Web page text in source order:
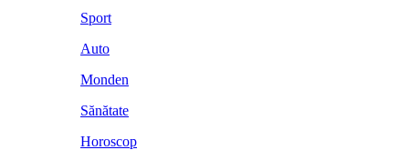
Sport
Auto
Monden
Sănătate
Horoscop